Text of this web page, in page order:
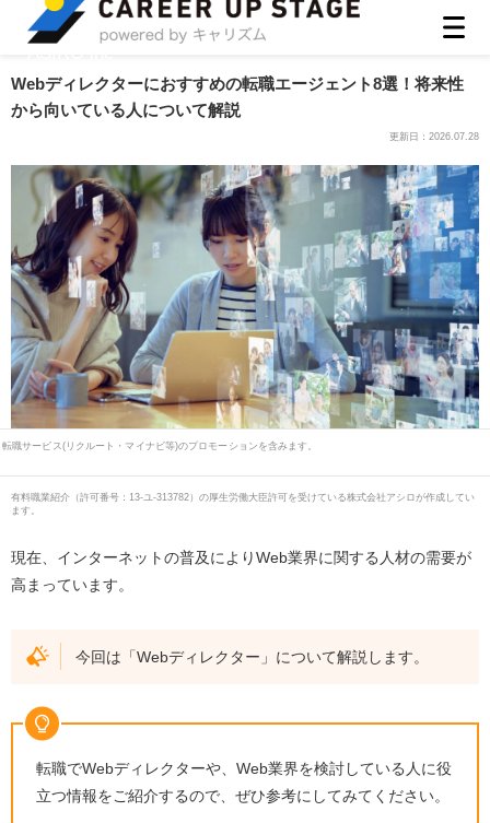
Webディレクターにおすすめの転職エージェント8選！将来性
から向いている人について解説
更新日：2026.07.28
転職サービス(リクルート・マイナビ等)のプロモーションを含みます。
有料職業紹介（許可番号：13-ユ-313782）の厚生労働大臣許可を受けている株式会社アシロが作成してい
ます。
現在、インターネットの普及によりWeb業界に関する人材の需要が
高まっています。
今回は「Webディレクター」について解説します。
転職でWebディレクターや、Web業界を検討している人に役
立つ情報をご紹介するので、ぜひ参考にしてみてください。